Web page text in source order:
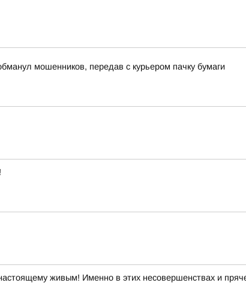
мошенников, передав с курьером пачку бумаги
живым! Именно в этих несовершенствах и